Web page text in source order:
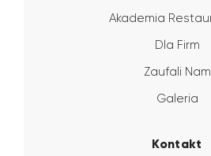
Akademia
Dla Firm
Zaufali Nam
Galeria
Kontakt